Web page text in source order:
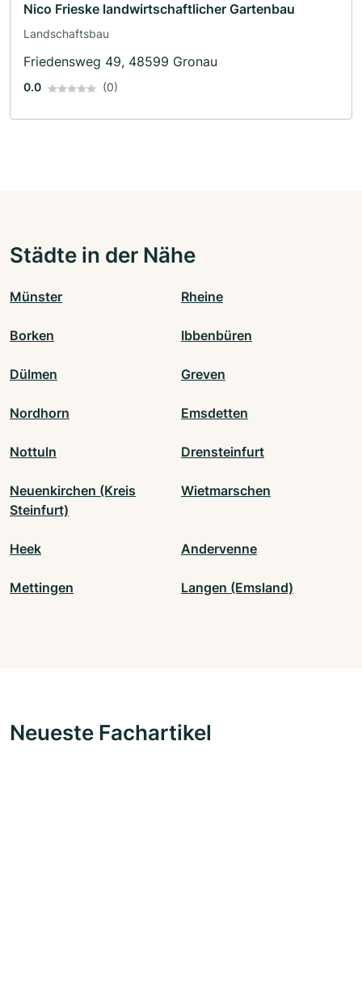
Nico Frieske landwirtschaftlicher Gartenbau
Landschaftsbau
Friedensweg 49, 48599 Gronau
0.0 (0)
Städte in der Nähe
Münster Rheine
Borken Ibbenbüren
Dülmen Greven
Nordhorn Emsdetten
Nottuln Drensteinfurt
Neuenkirchen (Kreis
Steinfurt)
Wietmarschen
Heek Andervenne
Mettingen Langen (Emsland)
Neueste Fachartikel